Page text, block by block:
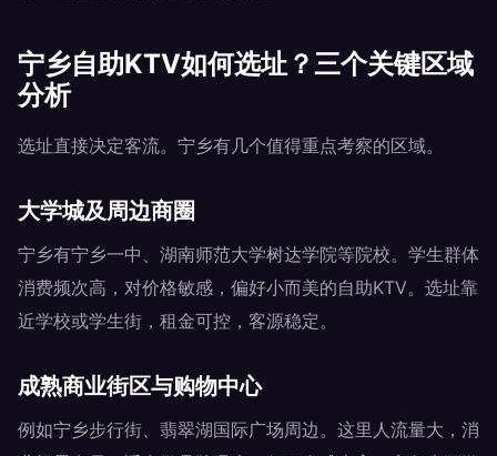
宁乡自助KTV如何选址？三个关键区域
分析
选址直接决定客流。宁乡有几个值得重点考察的区域。
大学城及周边商圈
宁乡有宁乡一中、湖南师范大学树达学院等院校。学生群体
消费频次高，对价格敏感，偏好小而美的自助KTV。选址靠
近学校或学生街，租金可控，客源稳定。
成熟商业街区与购物中心
例如宁乡步行街、翡翠湖国际广场周边。这里人流量大，消